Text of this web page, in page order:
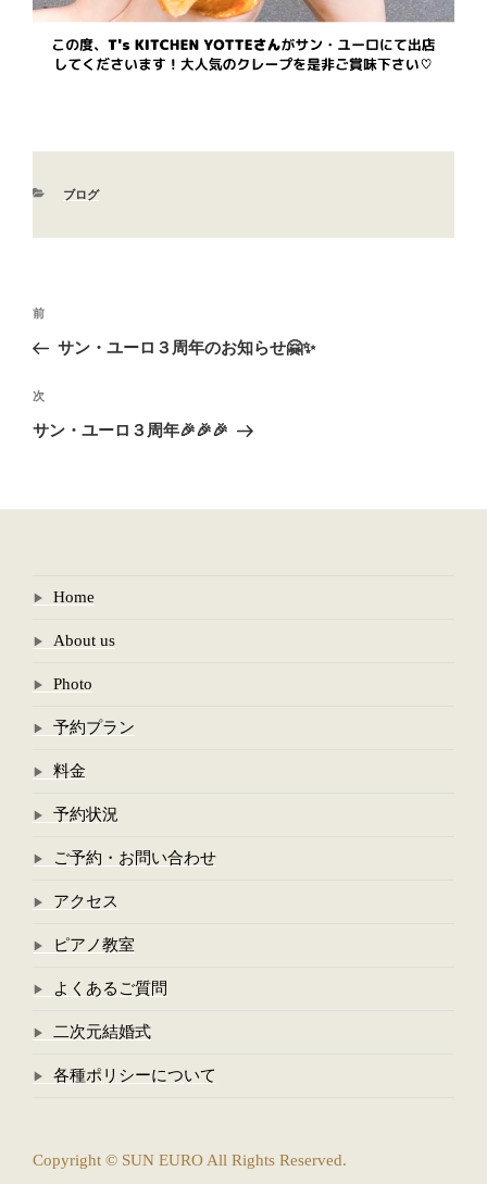
カ
ブログ
投
ナ
ビ
ゲ
ョ
前
の
稿
前
サン・ユーロ３周年のお知らせ🤗✨
次
の
次
サン・ユーロ３周年🎉🎉🎉
Home
About us
Photo
予約プラン
料金
予約状況
ご予約・お問い合わせ
アクセス
ピアノ教室
よくあるご質問
二次元結婚式
各種ポリシーについて
Copyright © SUN EURO All Rights Reserved.